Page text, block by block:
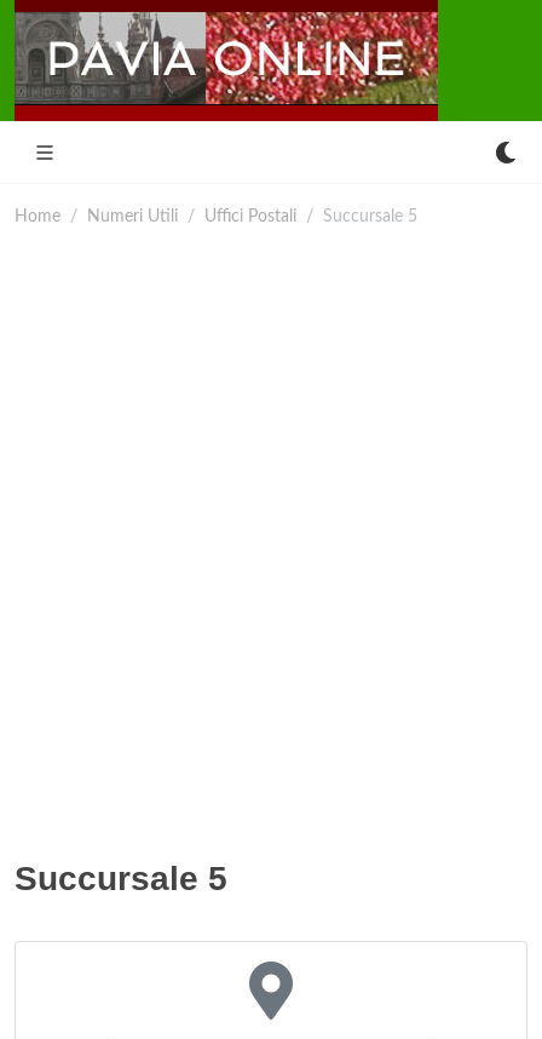
Home Numeri Utili Uffici Postali Succursale 5
Succursale 5